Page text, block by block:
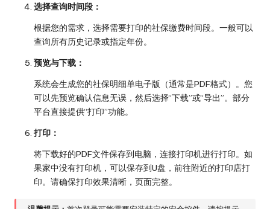
选择查询时间段：
根据您的需求，选择需要打印的社保缴费时间段。一般可以
查询所有历史记录或指定年份。
预览与下载：
系统会生成您的社保明细单电子版（通常是PDF格式）。您
可以先预览确认信息无误，然后选择“下载”或“导出”。部分
平台直接提供“打印”功能。
打印：
将下载好的PDF文件保存到电脑，连接打印机进行打印。如
果家中没有打印机，可以保存到U盘，前往附近的打印店打
印。请确保打印效果清晰，页面完整。